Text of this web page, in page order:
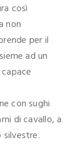
così
non
per il
ad un
con sughi
di cavallo, a